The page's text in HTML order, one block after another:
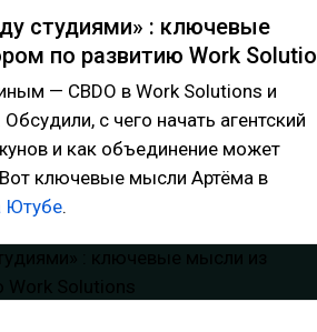
студиями» : ключевые
по развитию Work
— CBDO в Work Solutions и
с чего начать агентский
и как объединение может
ключевые мысли Артёма в
Ютубе.